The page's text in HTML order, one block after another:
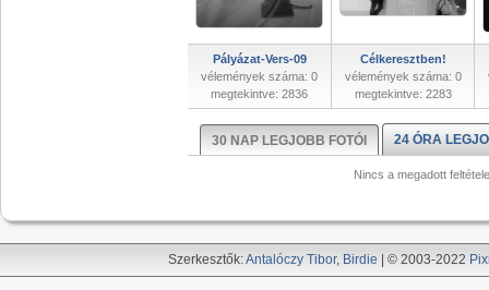
Pályázat-Vers-09
vélemények száma: 0
megtekintve: 2836
Célkeresztben!
vélemények száma: 0
megtekintve: 2283
30 NAP LEGJOBB FOTÓI 24 ÓRA
Nincs a megadott
Szerkesztők:Antalóczy Tibor, Birdie | © 2003-2022